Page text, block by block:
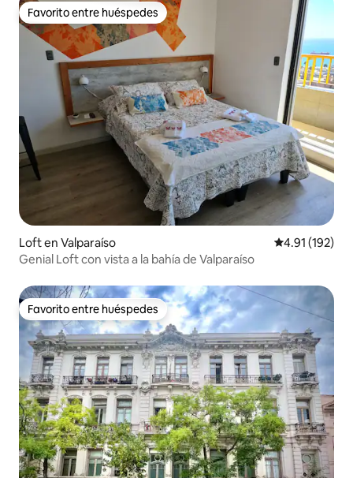
Favorito entre huéspedes
Favorito entre huéspedes
Loft en Valparaíso Calificación
4.91 (192)
Genial Loft con vista a la bahía de Valparaíso
Favorito entre huéspedes
Favorito entre huéspedes